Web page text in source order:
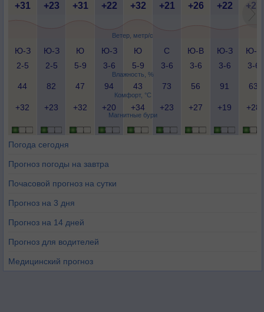
Ветер, метр/с
Влажность, %
Комфорт, °C
Магнитные бури
+31 +23 +31 +22 +32 +21 +26 +22 +27
Ю-З
2-5
Ю-З
2-5
Ю
5-9
Ю-З
3-6
Ю
5-9
С
3-6
Ю-В
3-6
Ю-З
3-6
Ю-З
3-6
44 82 47 94 43 73 56 91 63
+32 +23 +32 +20 +34 +23 +27 +19 +28
Погода сегодня
Прогноз погоды на завтра
Почасовой прогноз на сутки
Прогноз на 3 дня
Прогноз на 14 дней
Прогноз для водителей
Медицинский прогноз